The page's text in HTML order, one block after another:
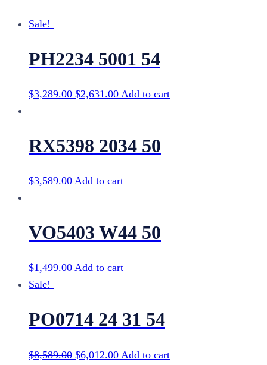
Sale!
PH2234 5001 54
$3,289.00 $2,631.00 Add to cart
RX5398 2034 50
$3,589.00 Add to cart
VO5403 W44 50
$1,499.00 Add to cart
Sale!
PO0714 24 31 54
$8,589.00 $6,012.00 Add to cart